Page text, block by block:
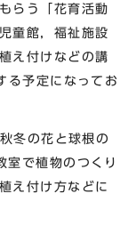
らう「花育活動
童館，福祉施設
え付けなどの講
る予定になってお
冬の花と球根の
室で植物のつくり
え付け方などに